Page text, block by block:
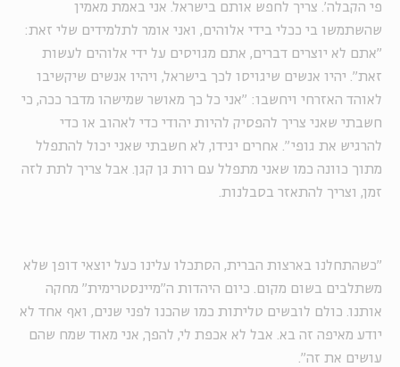
פי הקבלה'. צריך לחפש אותם בישראל. אני באמת מאמין
שהשתמשו בי ככלי בידי אלוהים, ואני אומר לתלמידים שלי זאת:
"אתם לא יוצרים דברים, אתם מגויסים על ידי אלוהים לעשות
זאת". יהיו אנשים שיגויסו לכך בישראל, ויהיו אנשים שיקשיבו
לאוהד האזרחי ויחשבו: "אני כל כך מאושר שמישהו מדבר ככה, כי
חשבתי שאני צריך להפסיק להיות יהודי כדי לאהוב או כדי
להרגיש את גופי". אחרים יגידו, לא חשבתי שאני יכול להתפלל
מתוך כוונה כמו שאני מתפלל עם רות גן קגן. אבל צריך לתת לזה
זמן, וצריך להתאזר בסבלנות.
"כשהתחלנו בארצות הברית, הסתכלו עלינו כעל יוצאי דופן שלא
משתלבים בשום מקום. כיום היהדות ה"מיינסטרימית" מחקה
אותנו. כולם לובשים טליתות כמו שהכנו לפני שנים, ואף אחד לא
יודע מאיפה זה בא. אבל לא אכפת לי, להפך, אני מאוד שמח שהם
עושים את זה".